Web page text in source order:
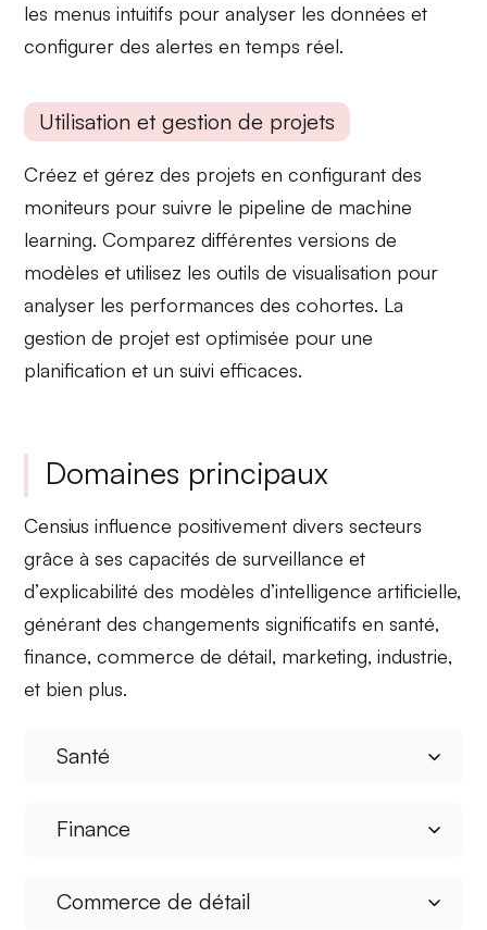
les menus intuitifs pour analyser les données et
configurer desalertes en temps réel.
Utilisation et gestion de projets
Créez et gérez des projets en configurant des
moniteurs pour suivre le pipeline de machine
learning. Comparez différentesversions de
modèles et utilisez lesoutils de visualisation pour
analyser les performances des cohortes. La
gestion de projet est optimisée pour une
planification et un suivi efficaces.
Domaines principaux
Censius influence positivement divers secteurs
grâce à ses capacités desurveillance et
d’explicabilité des modèles d’intelligence artificielle,
générant des changements significatifs ensanté,
finance,commerce de détail, marketing,industrie,
et bien plus.
Santé
Finance
Commerce de détail